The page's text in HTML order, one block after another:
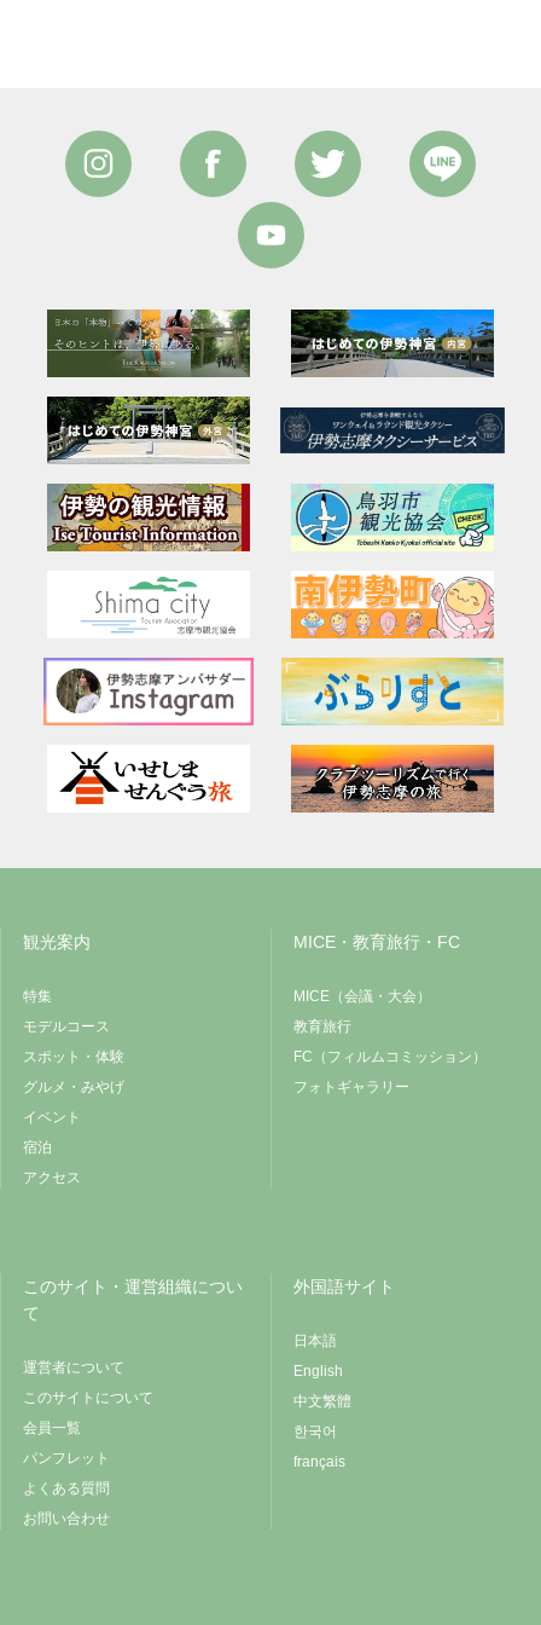
観光案内
特集
モデルコース
スポット・体験
グルメ・みやげ
イベント
宿泊
アクセス
MICE・教育旅行・FC
MICE（会議・大会）
教育旅行
FC（フィルムコミッション）
フォトギャラリー
このサイト・運営組織につい
て
運営者について
このサイトについて
会員一覧
パンフレット
よくある質問
お問い合わせ
外国語サイト
日本語
English
中文繁體
한국어
français